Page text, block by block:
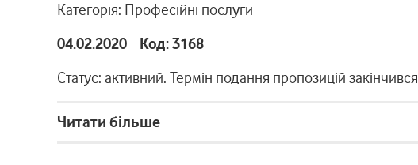
Категорія: Професійні послуги
04.02.2020 Код: 3168
Статус: активний. Термін подання пропозицій закінчився
Читати більше